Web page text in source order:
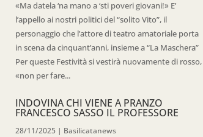
«Ma datela ‘na mano a ‘sti poveri giovani!» E’
l’appello ai nostri politici del “solito Vito”, il
personaggio che l’attore di teatro amatoriale porta
in scena da cinquant’anni, insieme a “La Maschera”
Per queste Festività si vestirà nuovamente di rosso,
«non per fare...
INDOVINA CHI VIENE A PRANZO
FRANCESCO SASSO IL PROFESSORE
28/11/2025 | Basilicatanews